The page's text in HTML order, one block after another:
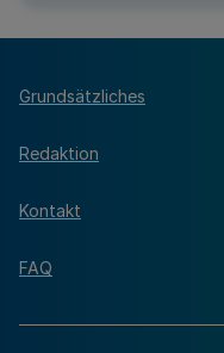
Grundsätzliches
Redaktion
Kontakt
FAQ